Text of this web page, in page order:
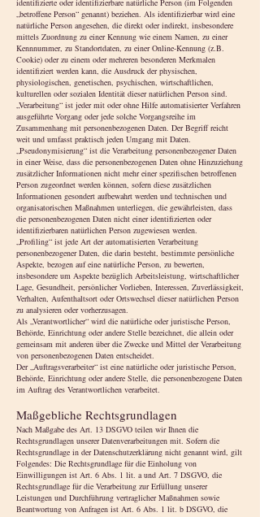
identifizierte oder identifizierbare natürliche Person (im Folgenden
„betroffene Person“ genannt) beziehen. Als identifizierbar wird eine
natürliche Person angesehen, die direkt oder indirekt, insbesondere
mittels Zuordnung zu einer Kennung wie einem Namen, zu einer
Kennnummer, zu Standortdaten, zu einer Online-Kennung (z.B.
Cookie) oder zu einem oder mehreren besonderen Merkmalen
identifiziert werden kann, die Ausdruck der physischen,
physiologischen, genetischen, psychischen, wirtschaftlichen,
kulturellen oder sozialen Identität dieser natürlichen Person sind.
„Verarbeitung“ ist jeder mit oder ohne Hilfe automatisierter Verfahren
ausgeführte Vorgang oder jede solche Vorgangsreihe im
Zusammenhang mit personenbezogenen Daten. Der Begriff reicht
weit und umfasst praktisch jeden Umgang mit Daten.
„Pseudonymisierung“ ist die Verarbeitung personenbezogener Daten
in einer Weise, dass die personenbezogenen Daten ohne Hinzuziehung
zusätzlicher Informationen nicht mehr einer spezifischen betroffenen
Person zugeordnet werden können, sofern diese zusätzlichen
Informationen gesondert aufbewahrt werden und technischen und
organisatorischen Maßnahmen unterliegen, die gewährleisten, dass
die personenbezogenen Daten nicht einer identifizierten oder
identifizierbaren natürlichen Person zugewiesen werden.
„Profiling“ ist jede Art der automatisierten Verarbeitung
personenbezogener Daten, die darin besteht, bestimmte persönliche
Aspekte, bezogen auf eine natürliche Person, zu bewerten,
insbesondere um Aspekte bezüglich Arbeitsleistung, wirtschaftlicher
Lage, Gesundheit, persönlicher Vorlieben, Interessen, Zuverlässigkeit,
Verhalten, Aufenthaltsort oder Ortswechsel dieser natürlichen Person
zu analysieren oder vorherzusagen.
Als „Verantwortlicher“ wird die natürliche oder juristische Person,
Behörde, Einrichtung oder andere Stelle bezeichnet, die allein oder
gemeinsam mit anderen über die Zwecke und Mittel der Verarbeitung
von personenbezogenen Daten entscheidet.
Der „Auftragsverarbeiter“ ist eine natürliche oder juristische Person,
Behörde, Einrichtung oder andere Stelle, die personenbezogene Daten
im Auftrag des Verantwortlichen verarbeitet.
Maßgebliche Rechtsgrundlagen
Nach Maßgabe des Art. 13 DSGVO teilen wir Ihnen die
Rechtsgrundlagen unserer Datenverarbeitungen mit. Sofern die
Rechtsgrundlage in der Datenschutzerklärung nicht genannt wird, gilt
Folgendes: Die Rechtsgrundlage für die Einholung von
Einwilligungen ist Art. 6 Abs. 1 lit. a und Art. 7 DSGVO, die
Rechtsgrundlage für die Verarbeitung zur Erfüllung unserer
Leistungen und Durchführung vertraglicher Maßnahmen sowie
Beantwortung von Anfragen ist Art. 6 Abs. 1 lit. b DSGVO, die